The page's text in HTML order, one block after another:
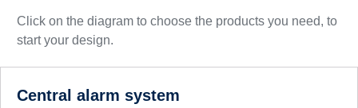
Click on the diagram to choose the products you need, to
start your design.
Central alarm system